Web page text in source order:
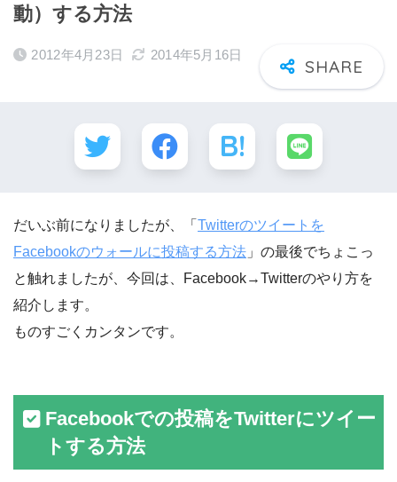
動）する方法
2012年4月23日 2014年5月16日
だいぶ前になりましたが、「 Twitterのツイートを
Facebookのウォールに投稿する方法 」の最後でちょこっ
と触れましたが、今回は、Facebook→Twitterのやり方を
紹介します。
ものすごくカンタンです。
Facebookでの投稿をTwitterにツイー
トする方法